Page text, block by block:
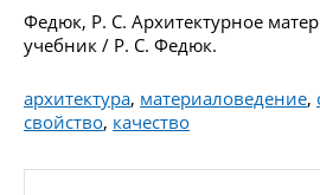
Федюк, Р. С. Архитектурное
учебник / Р. С. Федюк.
архитектура, материаловедение,
свойство, качество